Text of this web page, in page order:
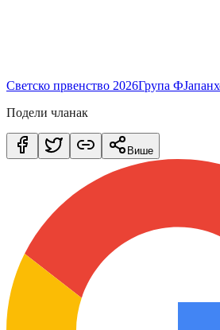
Светско првенство 2026Група ФЈапан
Подели чланак
Више